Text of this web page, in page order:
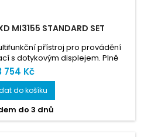
MI3155 STANDARD SET
přístroj pro provádění
s dotykovým displejem. Plně
Sestava Standard Set má
příslušenství, přístroj jako
je stejný.
754 Kč
do košíku
do 3 dnů